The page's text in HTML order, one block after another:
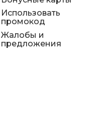
Использовать
промокод
Жалобы и
предложения